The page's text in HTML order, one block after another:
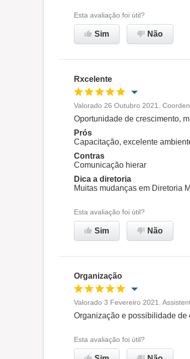
Ambiente de trabalho
Recomenda esta empresa
Esta avaliação foi útil?
Sim Não
Rxcelente
Oportunidade de promoção
Ambiente de trabalho
Recomenda esta empresa
Valorado 26 Outubro 2021.
Oportunidade de crescimento,
Prós
Capacitação, excelente
Contras
Comunicação hierar
Dica a diretoria
Muitas mudanças em Diretoria
Esta avaliação foi útil?
Sim Não
Organização
Oportunidade de promoção
Ambiente de trabalho
Valorado 3 Fevereiro 2021.
Organização e possibilidade de
Esta avaliação foi útil?